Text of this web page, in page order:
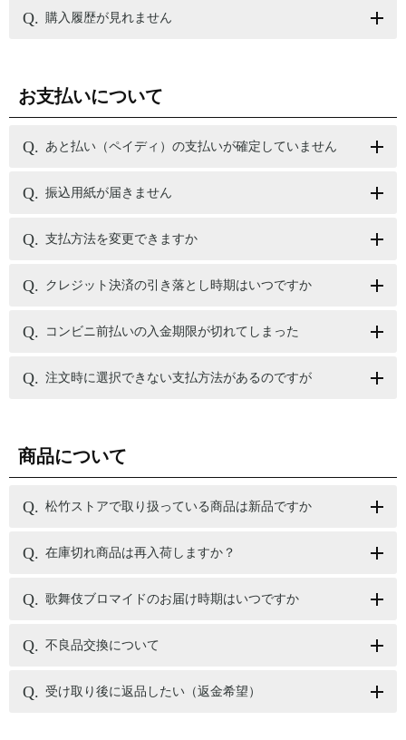
購入履歴が見れません
お支払いについて
あと払い（ペイディ）の支払いが確定していません
振込用紙が届きません
支払方法を変更できますか
クレジット決済の引き落とし時期はいつですか
コンビニ前払いの入金期限が切れてしまった
注文時に選択できない支払方法があるのですが
商品について
松竹ストアで取り扱っている商品は新品ですか
在庫切れ商品は再入荷しますか？
歌舞伎ブロマイドのお届け時期はいつですか
不良品交換について
受け取り後に返品したい（返金希望）